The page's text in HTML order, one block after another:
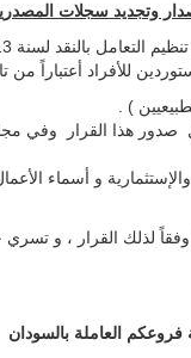
وتجديد سجلات
) .
هذا القرار وفي
و أسماء
لذلك القرار ، و
العاملة بالسودان